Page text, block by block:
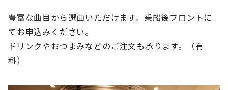
豊富な曲目から選曲いただけます。乗船後フロントに
てお申込みください。
ドリンクやおつまみなどのご注文も承ります。（有
料）